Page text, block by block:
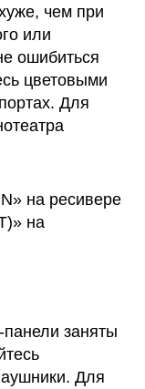
чем при
или
ошибиться
цветовыми
Для
на ресивере
на
заняты
Для